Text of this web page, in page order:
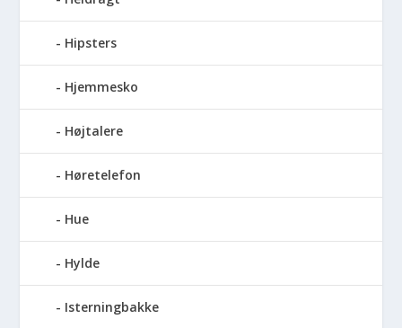
Hipsters
Hjemmesko
Højtalere
Høretelefon
Hue
Hylde
Isterningbakke